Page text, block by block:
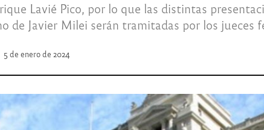
Lavié Pico, por lo que las distintas
de Javier Milei serán tramitadas por los jueces
5 de enero de 2024